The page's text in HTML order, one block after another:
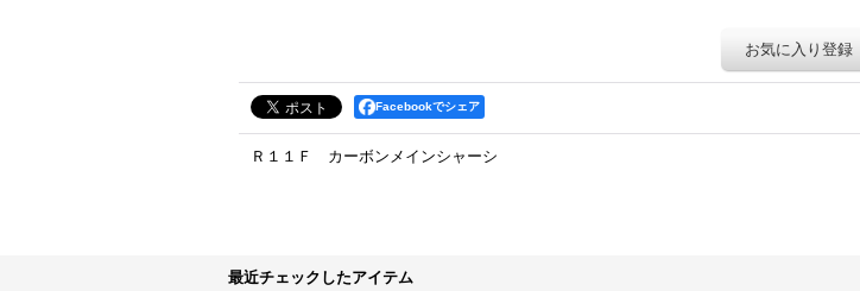
お気に入り登録
Facebookでシェア
Ｒ１１Ｆ カーボンメインシャーシ
最近チェックしたアイテム